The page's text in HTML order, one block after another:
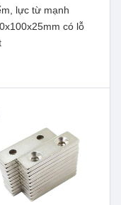
lực từ mạnh
có lỗ